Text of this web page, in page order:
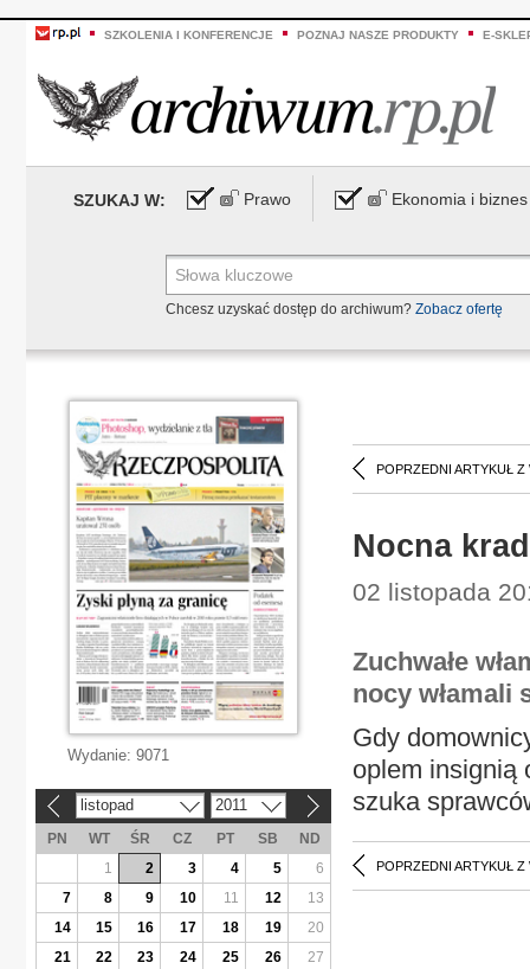
SZKOLENIA I KONFERENCJE POZNAJ NASZE PRODUKTY E-
SZUKAJ W: Prawo Ekonomia i biznes
Chcesz uzyskać dostęp do archiwum? Zobacz ofertę
POPRZEDNI ARTYKUŁ Z
Nocna
02 listopada
Zuchwałe
nocy włamali
Gdy
oplem insignią
szuka
POPRZEDNI ARTYKUŁ Z
Wydanie: 9071
listopad 2011
PN WT ŚR CZ PT SB
ND
1
2 3 4 5
6
7
8 9 10 11 12
13
14
15 16 17 18 19
20
21
22 23 24 25 26
27